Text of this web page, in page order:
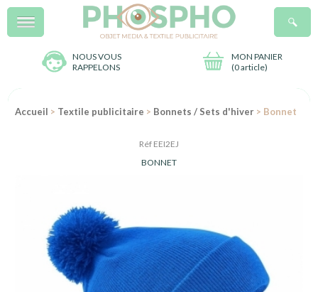
NOUS VOUS
RAPPELONS
MON PANIER
(0 article)
Menu
Accueil > Textile publicitaire > Bonnets / Sets d'hiver > Bonnet
Réf EEI2EJ
BONNET